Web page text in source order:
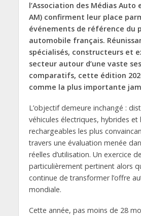
l’Association des Médias Auto
AM) confirment leur place
événements de référence du
automobile français.
spécialisés, constructeurs et
secteur autour d’une vaste
comparatifs, cette édition
comme la plus importante
L’objectif demeure inchangé :
véhicules électriques, hybrides et
rechargeables les plus
travers une évaluation menée
réelles d’utilisation. Un exercice
particulièrement pertinent alors
continue de transformer l’offre
mondiale.
Cette année, pas moins de 28